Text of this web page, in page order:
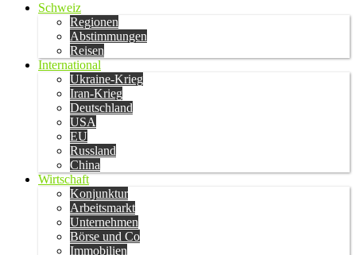
Schweiz
Regionen
Abstimmungen
Reisen
International
Ukraine-Krieg
Iran-Krieg
Deutschland
USA
EU
Russland
China
Wirtschaft
Konjunktur
Arbeitsmarkt
Unternehmen
Börse und Co
Immobilien